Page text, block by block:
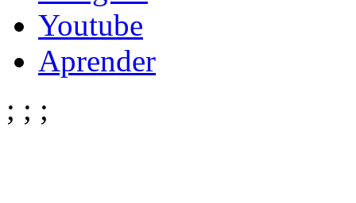
Youtube
Aprender
; ; ;